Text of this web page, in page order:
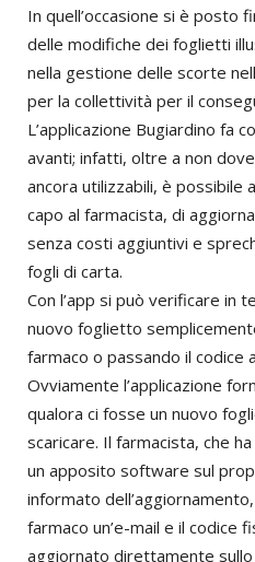
In quell’occasione si è posto
delle modifiche dei foglietti
nella gestione delle scorte
per la collettività per il
L’applicazione Bugiardino fa
avanti; infatti, oltre a non
ancora utilizzabili, è possibile
capo al farmacista, di
senza costi aggiuntivi e
fogli di carta.
Con l’app si può verificare in
nuovo foglietto
farmaco o passando il codice
Ovviamente l’applicazione
qualora ci fosse un nuovo
scaricare. Il farmacista, che
un apposito software sul
informato
farmaco un’e-mail e il codice
aggiornato direttamente